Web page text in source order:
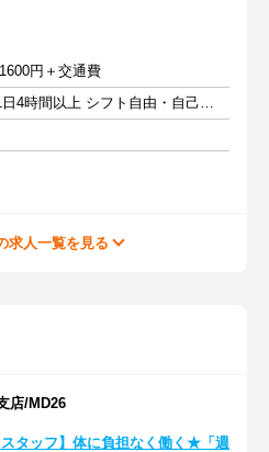
円＋交通費
週2日以上 1日4時間以上 シフト自由・自己申告
求人一覧を見る
店/MD26
スタッフ】体に負担なく働く★「週